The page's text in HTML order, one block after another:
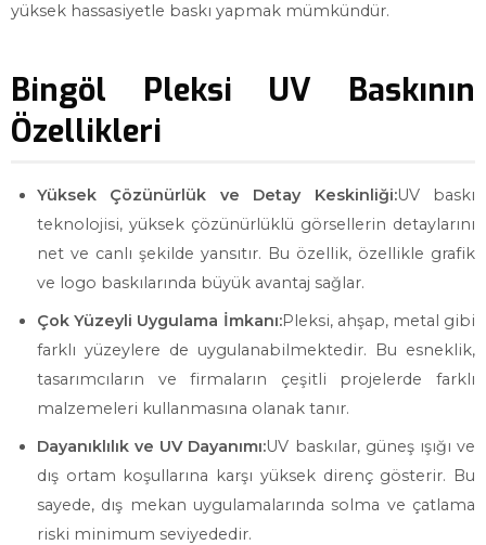
yüksek hassasiyetle baskı yapmak mümkündür.
Bingöl Pleksi UV Baskının
Özellikleri
Yüksek Çözünürlük ve Detay Keskinliği:UV baskı
teknolojisi, yüksek çözünürlüklü görsellerin detaylarını
net ve canlı şekilde yansıtır. Bu özellik, özellikle grafik
ve logo baskılarında büyük avantaj sağlar.
Çok Yüzeyli Uygulama İmkanı:Pleksi, ahşap, metal gibi
farklı yüzeylere de uygulanabilmektedir. Bu esneklik,
tasarımcıların ve firmaların çeşitli projelerde farklı
malzemeleri kullanmasına olanak tanır.
Dayanıklılık ve UV Dayanımı:UV baskılar, güneş ışığı ve
dış ortam koşullarına karşı yüksek direnç gösterir. Bu
sayede, dış mekan uygulamalarında solma ve çatlama
riski minimum seviyededir.